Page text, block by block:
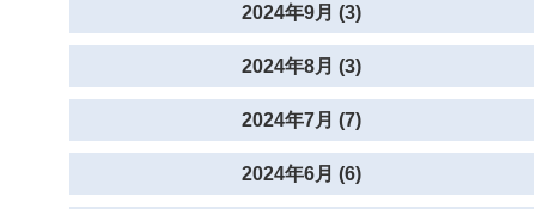
2024年9月 (3)
2024年8月 (3)
2024年7月 (7)
2024年6月 (6)